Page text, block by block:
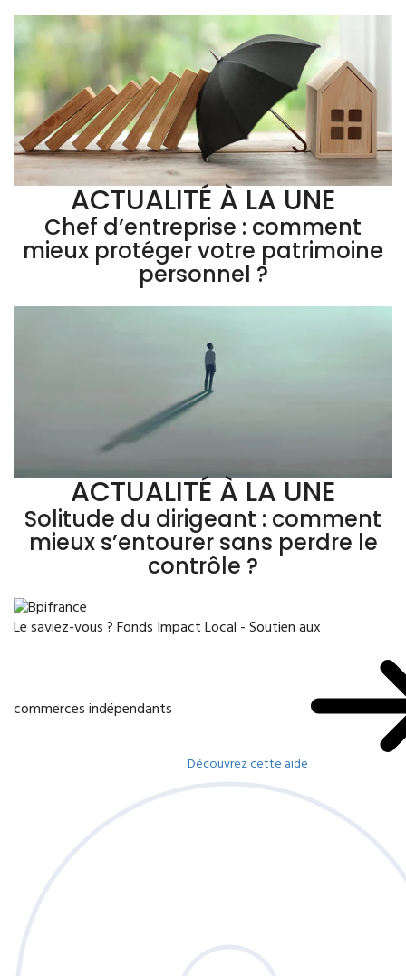
ACTUALITÉ À LA UNE
Chef d’entreprise : comment
mieux protéger votre patrimoine
personnel ?
ACTUALITÉ À LA UNE
Solitude du dirigeant : comment
mieux s’entourer sans perdre le
contrôle ?
Le saviez-vous ?Fonds Impact Local - Soutien aux
commerces indépendants
Découvrez cette aide